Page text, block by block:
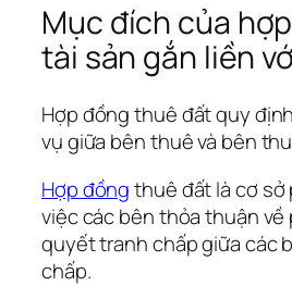
Mục đích của
tài sản gắn liền
Hợp đồng thuê đất quy
vụ giữa bên thuê và bên
Hợp đồngthuê đất là cơ sở
việc các bên thỏa thuận
quyết tranh chấp giữa các
chấp.